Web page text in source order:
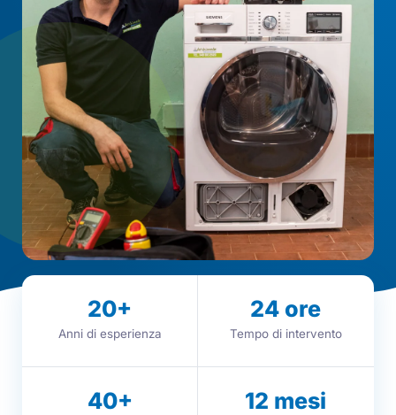
20+
Anni di esperienza
24 ore
Tempo di intervento
40+ 12 mesi